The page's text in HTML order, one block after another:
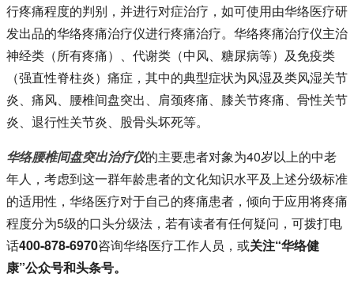
行疼痛程度的判别，并进行对症治疗，如可使用由华络医疗研
发出品的华络疼痛治疗仪进行疼痛治疗。华络疼痛治疗仪主治
神经类（所有疼痛）、代谢类（中风、糖尿病等）及免疫类
（强直性脊柱炎）痛症，其中的典型症状为风湿及类风湿关节
炎、痛风、腰椎间盘突出、肩颈疼痛、膝关节疼痛、骨性关节
炎、退行性关节炎、股骨头坏死等。
华络腰椎间盘突出治疗仪的主要患者对象为40岁以上的中老
年人，考虑到这一群年龄患者的文化知识水平及上述分级标准
的适用性，华络医疗对于自己的疼痛患者，倾向于应用将疼痛
程度分为5级的口头分级法，若有读者有任何疑问，可拨打电
话400-878-6970咨询华络医疗工作人员，或关注“华络健
康”公众号和头条号。